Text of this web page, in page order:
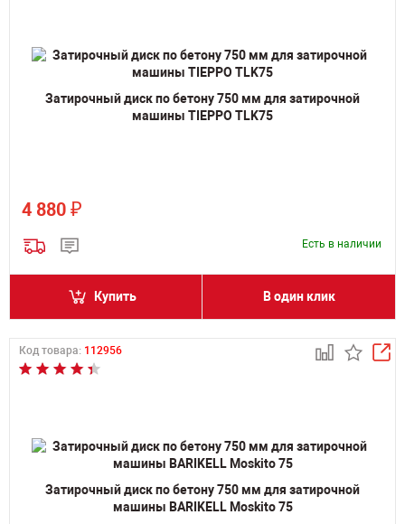
Затирочный диск по бетону 750 мм для затирочной
машины TIEPPO TLK75
4 880 ₽
Есть в наличии
Купить В один клик
Код товара: 112956
Затирочный диск по бетону 750 мм для затирочной
машины BARIKELL Moskito 75